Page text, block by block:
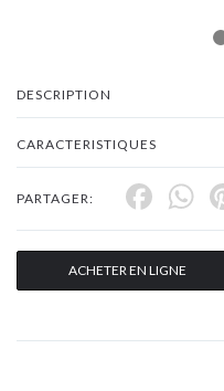
DESCRIPTION
CARACTERISTIQUES
PARTAGER:
ACHETER EN LIGNE